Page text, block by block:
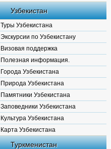
Узбекистан
Туры Узбекистана
Экскурсии по Узбекистану
Визовая поддержка
Полезная информация.
Города Узбекистана
Природа Узбекистана
Памятники Узбекистана
Заповедники Узбекистана
Культура Узбекистана
Карта Узбекистана
Туркменистан